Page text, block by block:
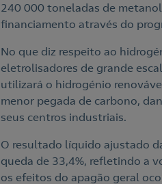
240 000 toneladas de
financiamento através do
No que diz respeito ao
eletrolisadores de grande
utilizará o hidrogénio
menor pegada de carbono,
seus centros industriais.
O resultado líquido ajustado
queda de 33,4%, refletindo a
os efeitos do apagão geral